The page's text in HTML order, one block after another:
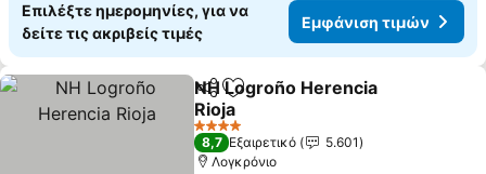
Επιλέξτε ημερομηνίες, για να
δείτε τις ακριβείς τιμές
Εμφάνιση τιμών
Κοινοποίηση
Προσθήκη στα αγαπημένα
NH Logroño Herencia
Rioja
4 Αστέρια
8,7 Εξαιρετικό
5.601
Λογκρόνιο